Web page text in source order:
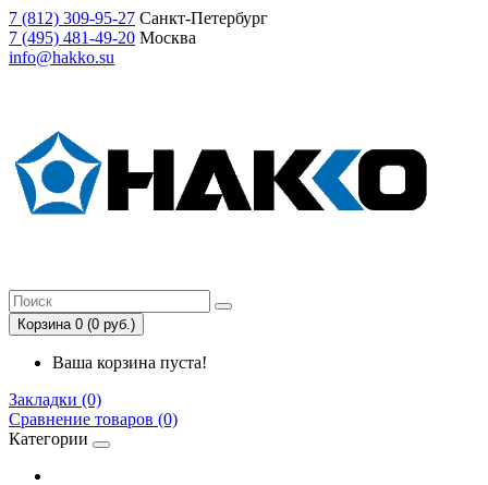
7 (812) 309-95-27 Санкт-Петербург
7 (495) 481-49-20 Москва
info@hakko.su
Корзина 0 (0 руб.)
Ваша корзина пуста!
Закладки (0)
Сравнение товаров (0)
Категории